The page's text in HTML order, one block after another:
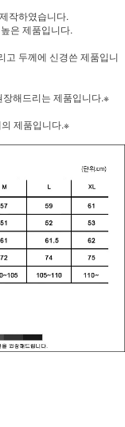
작하였습니다.
은 제품입니다.
고 두께에 신경쓴 제품입니
해드리는 제품입니다.※
의 제품입니다.※